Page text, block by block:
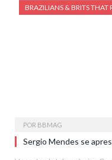
BRAZILIANS & BRITS THAT
POR BBMAG
Sergio Mendes se